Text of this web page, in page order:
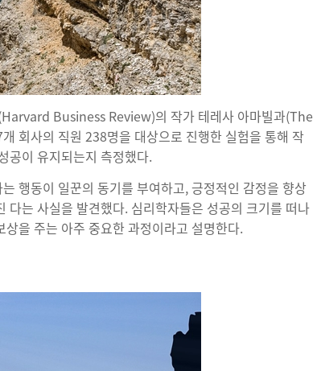
Business Review)의 작가 테레사 아마빌과(The
회사의 직원 238명을 대상으로 진행한 실험을 통해 작
공이 유지되는지 측정했다.
행동이 일꾼의 동기를 부여하고, 긍정적인 감정을 향상
는 사실을 발견했다. 심리학자들은 성공의 크기를 떠나
을 주는 아주 중요한 과정이라고 설명한다.